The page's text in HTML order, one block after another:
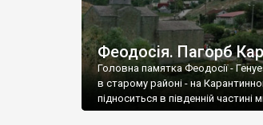
Феодосія. Пагорб
Головна памятка Феодосії -
в старому районі - на
підноситься в південній частині